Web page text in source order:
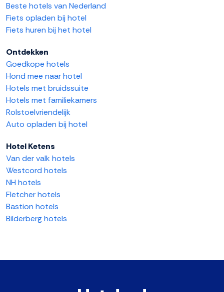
Beste hotels van Nederland
Fiets opladen bij hotel
Fiets huren bij het hotel
Ontdekken
Goedkope hotels
Hond mee naar hotel
Hotels met bruidssuite
Hotels met familiekamers
Rolstoelvriendelijk
Auto opladen bij hotel
Hotel Ketens
Van der valk hotels
Westcord hotels
NH hotels
Fletcher hotels
Bastion hotels
Bilderberg hotels